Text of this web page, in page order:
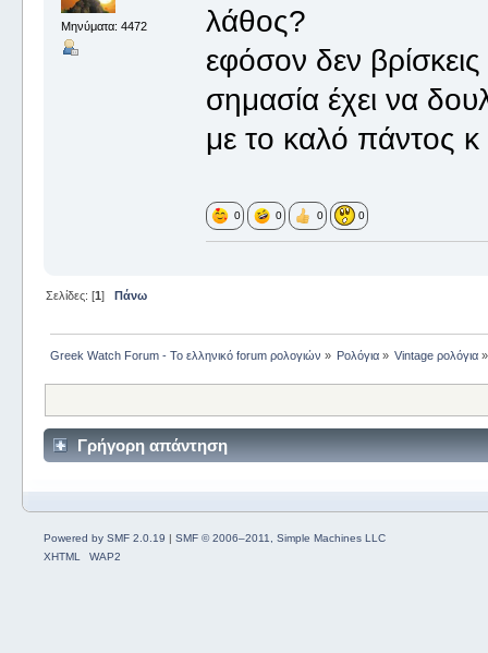
Μηνύματα: 4472
λάθος?
εφόσον δεν
σημασία έχει να
με το καλό πάντος
0 0 0 0
Σελίδες: [1] Πάνω
Greek Watch Forum - Το ελληνικό forum ρολογιών » Ρολόγια » Vintage ρολόγια »
Γρήγορη απάντηση
Powered by SMF 2.0.19 | SMF © 2006–2011, Simple Machines LLC
XHTML
WAP2